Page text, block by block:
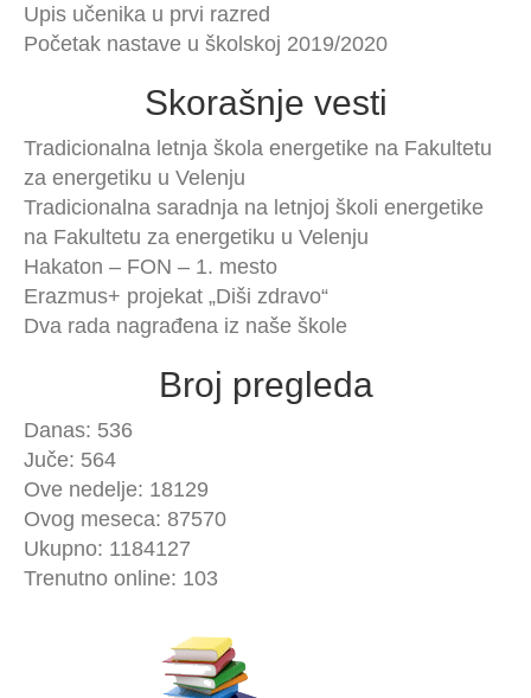
Upis učenika u prvi razred
Početak nastave u školskoj 2019/2020
Skorašnje vesti
Tradicionalna letnja škola energetike na Fakultetu
za energetiku u Velenju
Tradicionalna saradnja na letnjoj školi energetike
na Fakultetu za energetiku u Velenju
Hakaton – FON – 1. mesto
Erazmus+ projekat „Diši zdravo“
Dva rada nagrađena iz naše škole
Broj pregleda
Danas: 536
Juče: 564
Ove nedelje: 18129
Ovog meseca: 87570
Ukupno: 1184127
Trenutno online: 103